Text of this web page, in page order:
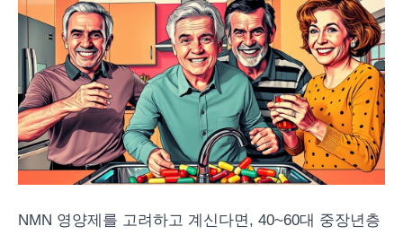
NMN 영양제를 고려하고 계신다면, 40~60대 중장년층